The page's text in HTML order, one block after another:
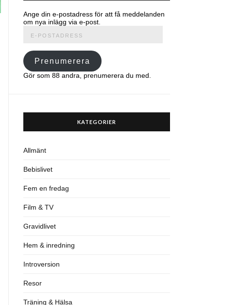
Ange din e-postadress för att få meddelanden
om nya inlägg via e-post.
postadress
Prenumerera
Gör som 88 andra, prenumerera du med.
KATEGORIER
Allmänt
Bebislivet
Fem en fredag
Film & TV
Gravidlivet
Hem & inredning
Introversion
Resor
Träning & Hälsa